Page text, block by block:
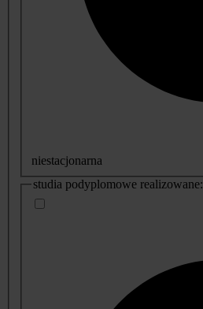
niestacjonarna
studia podyplomowe realizowane: